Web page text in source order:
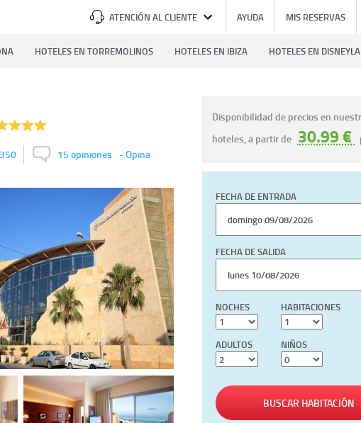
ATENCIÓN AL CLIENTE AYUDA MIS RESERVAS
HOTELES EN TORREMOLINOS HOTELES EN IBIZA HOTELES EN
15 opiniones -Opina
Disponibilidad de precios en
hoteles, a partir de 30.99 €
FECHA DE ENTRADA
FECHA DE SALIDA
NOCHES HABITACIONES
ADULTOS NIÑOS
BUSCAR HABITACIÓN